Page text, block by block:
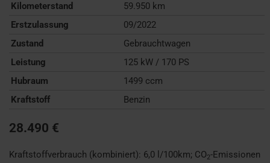
Kilometerstand
59.950 km
Erstzulassung
09/2022
Zustand
Gebrauchtwagen
Leistung
125 kW / 170 PS
Hubraum
1499 ccm
Kraftstoff
Benzin
28.490 €
Kraftstoffverbrauch (kombiniert): 6,0 l/100km; CO2-Emissionen